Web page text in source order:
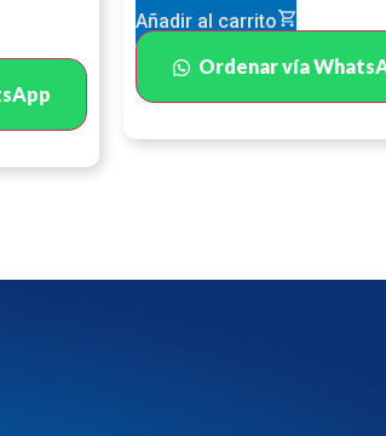
Añadir al carrito
Ordenar vía